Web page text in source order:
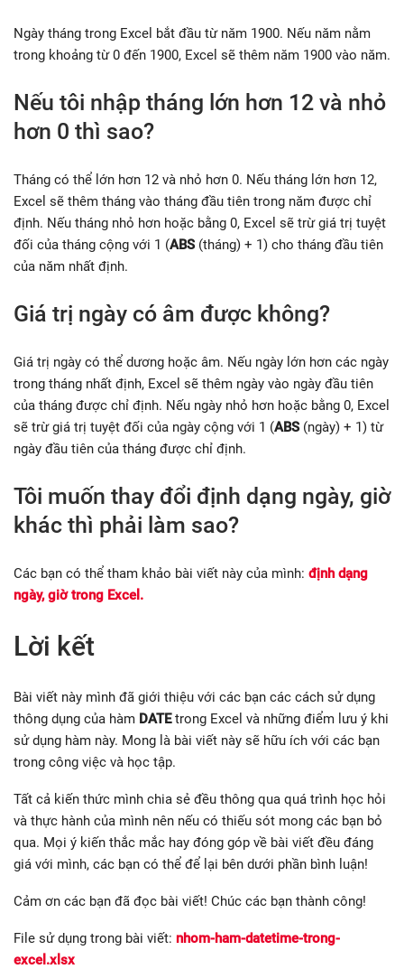
Ngày tháng trong Excel bắt đầu từ năm 1900. Nếu năm nằm
trong khoảng từ 0 đến 1900, Excel sẽ thêm năm 1900 vào năm.
Nếu tôi nhập tháng lớn hơn 12 và nhỏ
hơn 0 thì sao?
Tháng có thể lớn hơn 12 và nhỏ hơn 0. Nếu tháng lớn hơn 12,
Excel sẽ thêm tháng vào tháng đầu tiên trong năm được chỉ
định. Nếu tháng nhỏ hơn hoặc bằng 0, Excel sẽ trừ giá trị tuyệt
đối của tháng cộng với 1 (ABS (tháng) + 1) cho tháng đầu tiên
của năm nhất định.
Giá trị ngày có âm được không?
Giá trị ngày có thể dương hoặc âm. Nếu ngày lớn hơn các ngày
trong tháng nhất định, Excel sẽ thêm ngày vào ngày đầu tiên
của tháng được chỉ định. Nếu ngày nhỏ hơn hoặc bằng 0, Excel
sẽ trừ giá trị tuyệt đối của ngày cộng với 1 (ABS (ngày) + 1) từ
ngày đầu tiên của tháng được chỉ định.
Tôi muốn thay đổi định dạng ngày, giờ
khác thì phải làm sao?
Các bạn có thể tham khảo bài viết này của mình: định dạng
ngày, giờ trong Excel.
Lời kết
Bài viết này mình đã giới thiệu với các bạn các cách sử dụng
thông dụng của hàm DATEtrong Excel và những điểm lưu ý khi
sử dụng hàm này. Mong là bài viết này sẽ hữu ích với các bạn
trong công việc và học tập.
Tất cả kiến thức mình chia sẻ đều thông qua quá trình học hỏi
và thực hành của mình nên nếu có thiếu sót mong các bạn bỏ
qua. Mọi ý kiến thắc mắc hay đóng góp về bài viết đều đáng
giá với mình, các bạn có thể để lại bên dưới phần bình luận!
Cảm ơn các bạn đã đọc bài viết! Chúc các bạn thành công!
File sử dụng trong bài viết: nhom-ham-datetime-trong-
excel.xlsx